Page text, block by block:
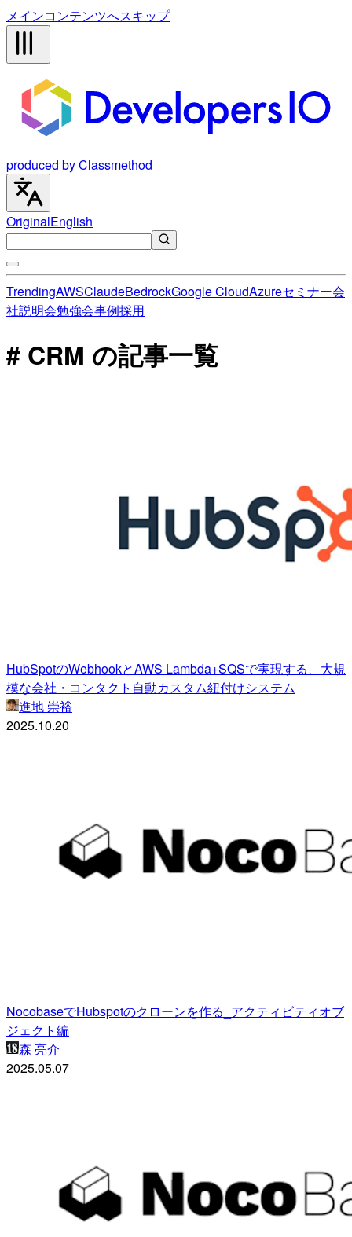
メインコンテンツへスキップ
produced by Classmethod
OriginalEnglish
TrendingAWSClaudeBedrockGoogle CloudAzureセミナー会
社説明会勉強会事例採用
# CRM の記事一覧
HubSpotのWebhookとAWS Lambda+SQSで実現する、大規
模な会社・コンタクト自動カスタム紐付けシステム
進地 崇裕
2025.10.20
NocobaseでHubspotのクローンを作る_アクティビティオブ
ジェクト編
森 亮介
2025.05.07